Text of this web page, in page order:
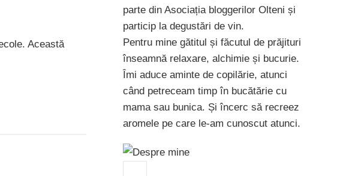
Această
parte din Asociația bloggerilor Olteni și
particip la degustări de vin.
Pentru mine gătitul și făcutul de prăjituri
înseamnă relaxare, alchimie și bucurie.
Îmi aduce aminte de copilărie, atunci
când petreceam timp în bucătărie cu
mama sau bunica. Și încerc să recreez
aromele pe care le-am cunoscut atunci.